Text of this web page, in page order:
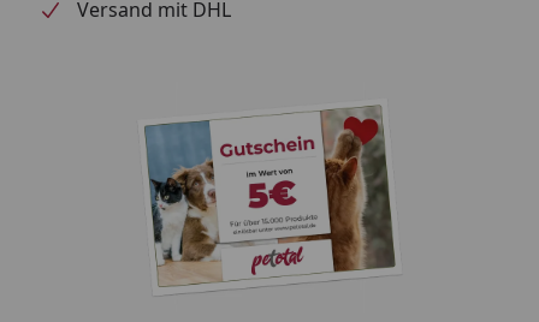
Versand mit DHL